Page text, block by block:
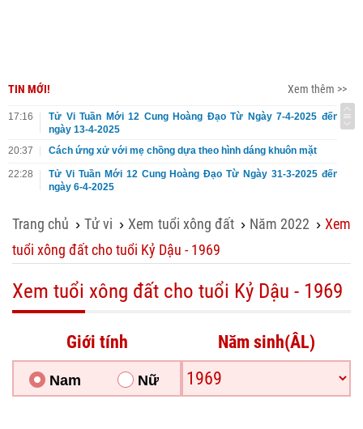
TIN MỚI! Xem thêm >>
17:16
Tử Vi Tuần Mới 12 Cung Hoàng Đạo Từ Ngày 7-4-2025 đến
ngày 13-4-2025
20:37
Cách ứng xử với mẹ chồng dựa theo hình dáng khuôn mặt
22:28
Tử Vi Tuần Mới 12 Cung Hoàng Đạo Từ Ngày 31-3-2025 đến
ngày 6-4-2025
Trang chủ ›Tử vi ›Xem tuổi xông đất › Năm 2022 ›Xem
tuổi xông đất cho tuổi Kỷ Dậu - 1969
Xem tuổi xông đất cho tuổi Kỷ Dậu - 1969
Giới tính
Nam Nữ
Năm sinh(ÂL)